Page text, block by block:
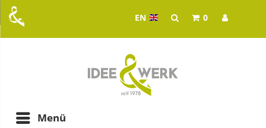
EN Idee & Werk - your
0
Menü
in Graz